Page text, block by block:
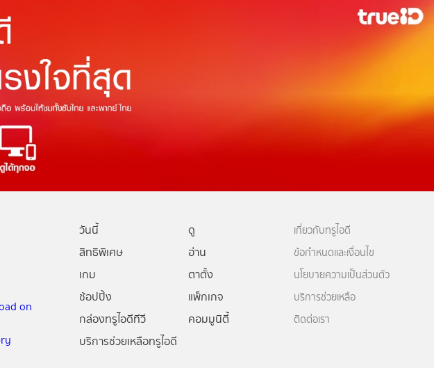
วันนี้
ดู
สิทธิพิเศษ
อ่าน
เกม
ตาตั้ง
ช้อปปิ้ง
แพ็กเกจ
กล่องทรูไอดีทีวี
คอมมูนิตี้
บริการช่วยเหลือทรูไอดี
เกี่ยวกับทรูไอดี
ข้อกำหนดและเงื่อนไข
นโยบายความเป็นส่วนตัว
บริการช่วยเหลือ
ติดต่อเรา